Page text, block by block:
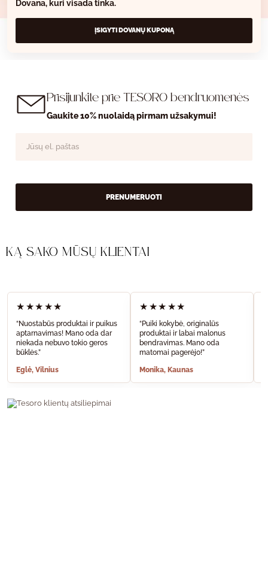
Dovana, kuri visada tinka.
ĮSIGYTI DOVANŲ KUPONĄ
Prisijunkite prie TESORO bendruomenės
Gaukite 10% nuolaidą pirmam užsakymui!
PRENUMERUOTI
KĄ SAKO MŪSŲ KLIENTAI
★★★★★
“Nuostabūs produktai ir puikus
aptarnavimas! Mano oda dar
niekada nebuvo tokio geros
būklės.”
Eglė, Vilnius
★★★★★
“Puiki kokybė, originalūs
produktai ir labai malonus
bendravimas. Mano oda
matomai pagerėjo!”
Monika, Kaunas